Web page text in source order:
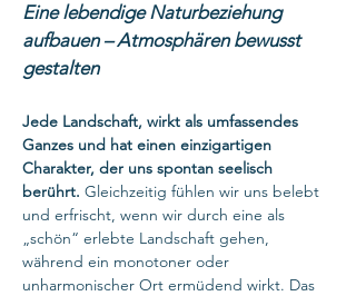
Eine lebendige Naturbeziehung
aufbauen – Atmosphären bewusst
gestalten
Jede Landschaft, wirkt als umfassendes
Ganzes und hat einen einzigartigen
Charakter, der uns spontan seelisch
berührt. Gleichzeitig fühlen wir uns belebt
und erfrischt, wenn wir durch eine als
„schön“ erlebte Landschaft gehen,
während ein monotoner oder
unharmonischer Ort ermüdend wirkt. Das